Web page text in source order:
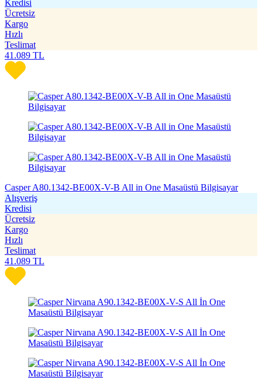
Kredisi
Ücretsiz
Kargo
Hızlı
Teslimat
41.089 TL
Casper A80.1342-BE00X-V-B All in One Masaüstü Bilgisayar
Alışveriş
Kredisi
Ücretsiz
Kargo
Hızlı
Teslimat
41.089 TL